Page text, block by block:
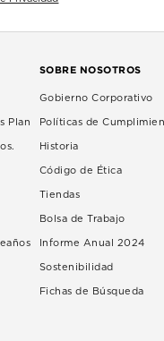
Plan
SOBRE NOSOTROS
Gobierno Corporativo
Políticas de
Historia
Código de Ética
Tiendas
Bolsa de Trabajo
Informe Anual 2024
Sostenibilidad
Fichas de Búsqueda